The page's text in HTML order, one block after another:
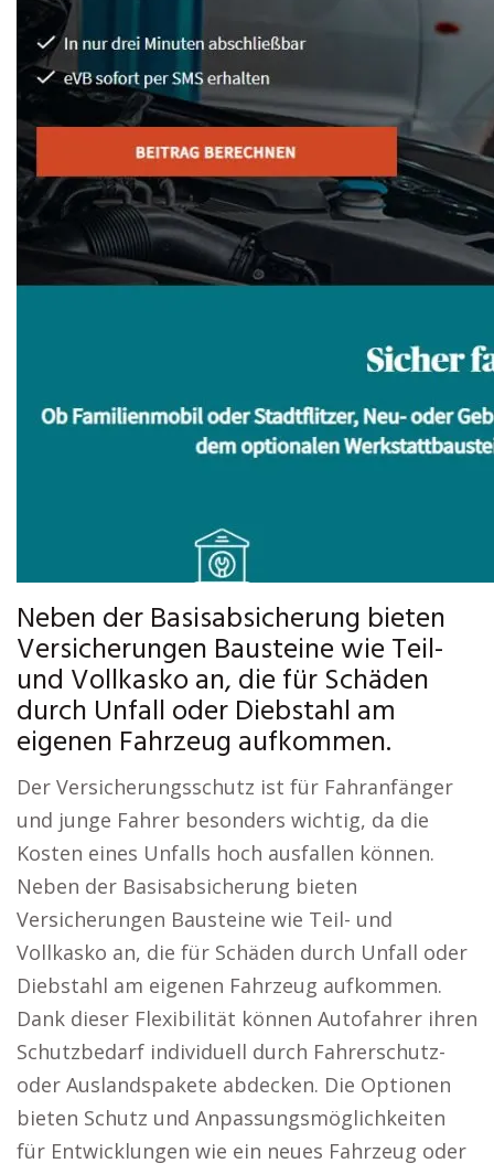
Neben der Basisabsicherung bieten
Versicherungen Bausteine wie Teil-
und Vollkasko an, die für Schäden
durch Unfall oder Diebstahl am
eigenen Fahrzeug aufkommen.
Der Versicherungsschutz ist für Fahranfänger
und junge Fahrer besonders wichtig, da die
Kosten eines Unfalls hoch ausfallen können.
Neben der Basisabsicherung bieten
Versicherungen Bausteine wie Teil- und
Vollkasko an, die für Schäden durch Unfall oder
Diebstahl am eigenen Fahrzeug aufkommen.
Dank dieser Flexibilität können Autofahrer ihren
Schutzbedarf individuell durch Fahrerschutz-
oder Auslandspakete abdecken. Die Optionen
bieten Schutz und Anpassungsmöglichkeiten
für Entwicklungen wie ein neues Fahrzeug oder